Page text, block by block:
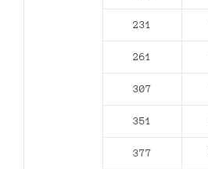
231
261
307
351
377